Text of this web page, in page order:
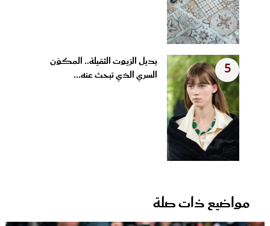
5
بديل الزيوت الثقيلة.. المكوّن
السري الذي تبحث عنه...
مواضيع ذات صلة